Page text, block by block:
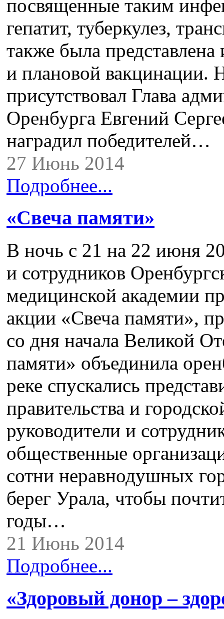
посвященные таким
гепатит, туберкулез,
также была
и плановой вакцинации.
присутствовал Глава
Оренбурга Евгений
наградил победителей…
27 Июнь 2014
Подробнее...
«Свеча памяти»
В ночь с 21 на 22 июня
и сотрудников
медицинской академии
акции «Свеча памяти»,
со дня начала Великой
памяти» объединила
реке спускались
правительства и
руководители и
общественные
сотни неравнодушных
берег Урала, чтобы
годы…
21 Июнь 2014
Подробнее...
«Здоровый донор –